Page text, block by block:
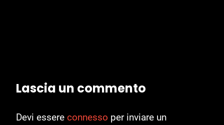
Lascia un commento
Devi essere connesso per inviare un